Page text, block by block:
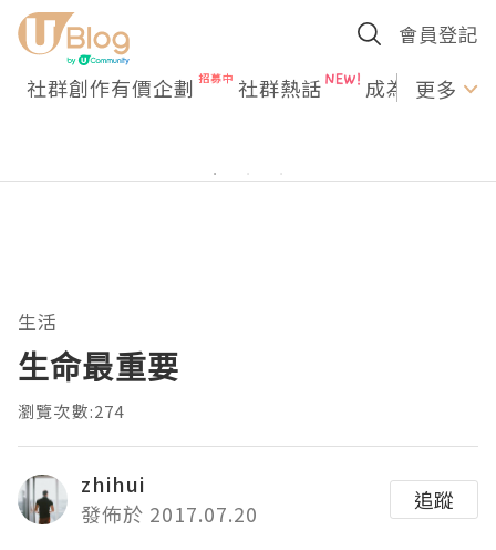
會員登記
社群創作有價企劃 社群熱話 成為U更多
生活
生命最重要
瀏覽次數:274
zhihui
發佈於 2017.07.20
追蹤